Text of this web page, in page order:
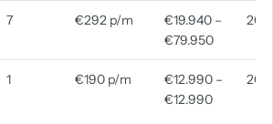
7 €292 p/m
€19.940 –
€79.950
2017
1 €190 p/m
€12.990 –
€12.990